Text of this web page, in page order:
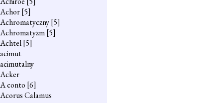
Achor[5]
Achromatyczny[5]
Achromatyzm[5]
Achtel[5]
acimut
acimutalny
Acker
A conto [6]
Acorus Calamus